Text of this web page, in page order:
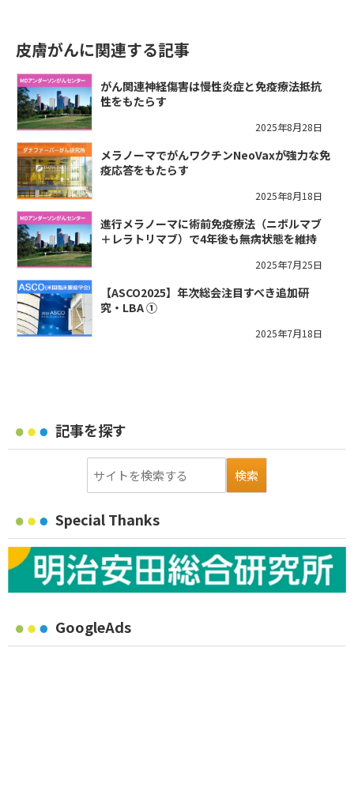
皮膚がんに関連する記事
がん関連神経傷害は慢性炎症と免疫療法抵抗
性をもたらす
2025年8月28日
メラノーマでがんワクチンNeoVaxが強力な免
疫応答をもたらす
2025年8月18日
進行メラノーマに術前免疫療法（ニボルマブ
＋レラトリマブ）で4年後も無病状態を維持
2025年7月25日
【ASCO2025】年次総会注目すべき追加研
究・LBA ①
2025年7月18日
記事を探す
Special Thanks
GoogleAds